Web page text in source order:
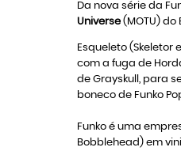
Da nova série da
Universe (MOTU) do
Esqueleto (Skeletor
com a fuga de
de Grayskull, para
boneco de Funko
Funko é uma
Bobblehead) em